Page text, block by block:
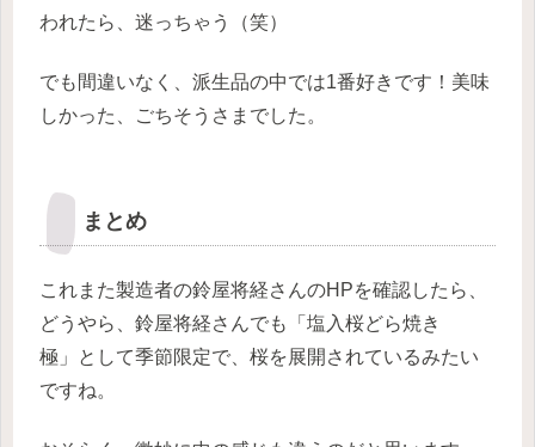
われたら、迷っちゃう（笑）
でも間違いなく、派生品の中では1番好きです！美味
しかった、ごちそうさまでした。
まとめ
これまた製造者の鈴屋将経さんのHPを確認したら、
どうやら、鈴屋将経さんでも「塩入桜どら焼き
極」として季節限定で、桜を展開されているみたい
ですね。